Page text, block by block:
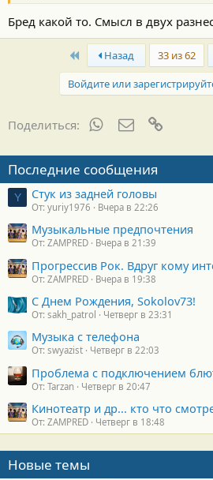
Бред какой то. Смысл в двух
First Назад 33 из 62
Войдите или
Поделиться: WhatsAppЭлектронная
Последние сообщения
Y Стук из задней головы
От: yuriy1976 Вчера в 22:26
Музыкальные предпочтения
От: ZAMPRED Вчера в 21:39
Прогрессив Рок. Вдруг кому
От: ZAMPRED Вчера в 19:38
С Днем Рождения, Sokolov73!
От: sakh_patrol Четверг в 23:31
Музыка с телефона
От: swyazist Четверг в 22:03
Проблема с подключением
От: Tarzan Четверг в 20:47
Кинотеатр и др... кто что
От: ZAMPRED Четверг в 18:48
Новые темы